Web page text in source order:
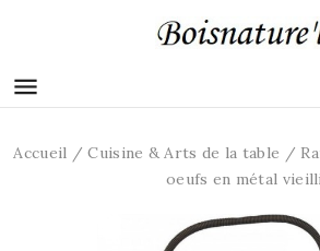

Accueil Cuisine & Arts de la table
oeufs en métal